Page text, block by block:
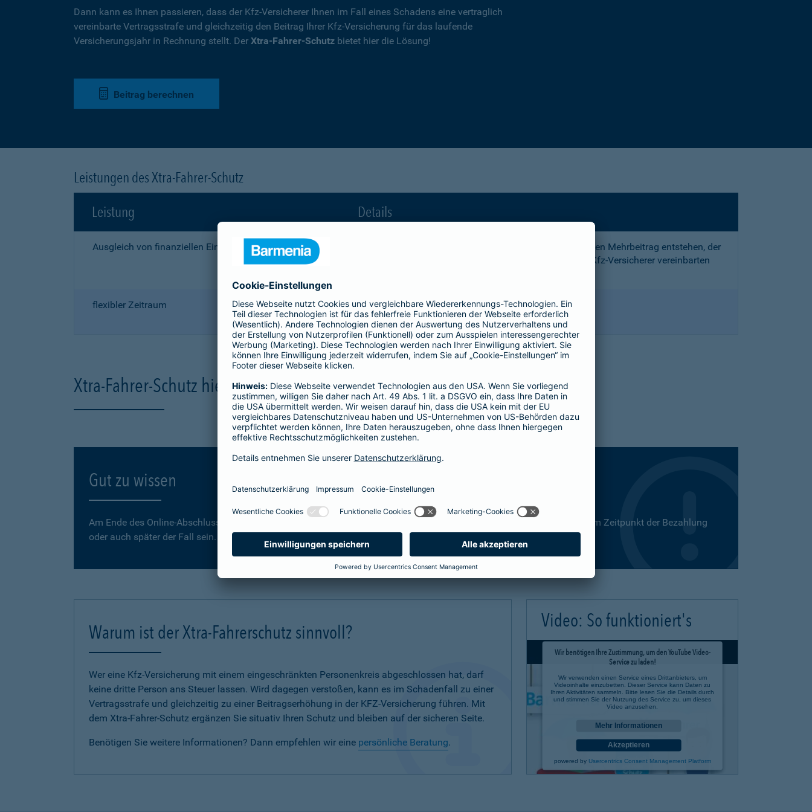
Dann kann es Ihnen passieren, dass der Kfz-Versicherer Ihnen im Fall eines Schadens eine vertraglich
vereinbarte Vertragsstrafe und gleichzeitig den Beitrag Ihrer Kfz-Versicherung für das laufende
Versicherungsjahr in Rechnung stellt. Der Xtra-Fahrer-Schutz bietet hier die Lösung!
Beitrag berechnen
Leistungen des Xtra-Fahrer-Schutz
Leistung
Details
Ausgleich von finanziellen Einbußen
die Ihnen nach einem Unfall durch die Vertragsstrafe und den Mehrbeitrag entstehen, der
Ihnen wegen einer unerlaubten Erweiterung des mit Ihrem Kfz-Versicherer vereinbarten
flexibler Zeitraum
1, 2 oder 3 Tage bzw.
1, 2 oder 3 Wochen
Xtra-Fahrer-Schutz hier online berechnen und direkt abschließen
Gut zu wissen
Am Ende des Online-Abschlusses können Sie selbst bestimmen, ab wann Ihr Xtra-Fahrer-Schutz gültig ist. Dies kann zum Zeitpunkt der Bezahlung
oder auch später der Fall sein.
Warum ist der Xtra-Fahrerschutz sinnvoll?
Wer eine Kfz-Versicherung mit einem eingeschränkten Personenkreis abgeschlossen hat, darf
keine dritte Person ans Steuer lassen. Wird dagegen verstoßen, kann es im Schadenfall zu einer
Vertragsstrafe und gleichzeitig zu einer Beitragserhöhung in der KFZ-Versicherung führen. Mit
dem Xtra-Fahrer-Schutz ergänzen Sie situativ Ihren Schutz und bleiben auf der sicheren Seite.
Benötigen Sie weitere Informationen? Dann empfehlen wir eine persönliche Beratung.
Video: So funktioniert's
Wir benötigen Ihre Zustimmung, um den YouTube Video-
Service zu laden!
Wir verwenden einen Service eines Drittanbieters, um
Videoinhalte einzubetten. Dieser Service kann Daten zu
Ihren Aktivitäten sammeln. Bitte lesen Sie die Details durch
und stimmen Sie der Nutzung des Service zu, um dieses
Video anzusehen.
Mehr Informationen
Akzeptieren
powered by Usercentrics Consent Management Platform